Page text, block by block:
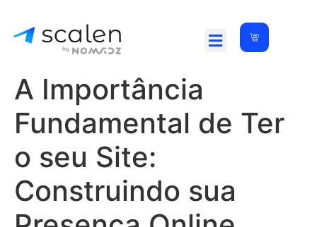
A Importância
Fundamental de Ter
o seu Site:
Construindo sua